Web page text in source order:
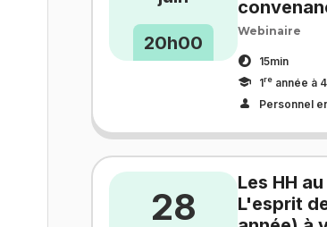
20h00
Webinaire
15min
1re année à 4
Personnel
28
Les HH
L'esprit